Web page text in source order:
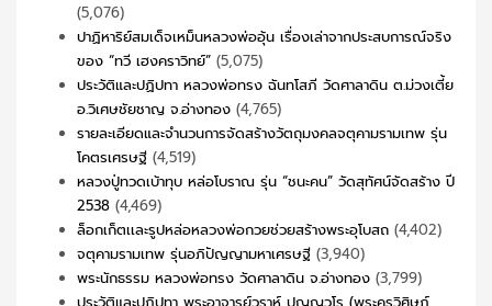
(5,076)
ปาฏิหาริย์สมเด็จเหม็นหลวงพ่ออุ้น เรื่องเล่าจากประสบการณ์จริง
ของ “ทวี เฮงคราวิทย์” (5,075)
ประวัติและปฏิปทา หลวงพ่อทรง ฉันทโสภี วัดศาลาดิน ต.ม่วงเตี้ย
อ.วิเศษชัยชาญ จ.อ่างทอง (4,765)
รายละเอียดและจำนวนการจัดสร้างวัตถุมงคลจตุคามรามเทพ รุ่น
โคตรเศรษฐี (4,519)
หลวงปู่ทวดเบ้าทุบ หล่อโบราณ รุ่น “ชนะคน” วัดสุทัศน์จัดสร้าง ปี
2538 (4,469)
ล็อกเก็ตเเละรูปหล่อหลวงพ่อกวยช่วยสร้างพระอุโบสถ (4,402)
จตุคามรามเทพ รุ่นอภิปัญญามหาเศรษฐี (3,940)
พระนักธรรม หลวงพ่อทรง วัดศาลาดิน จ.อ่างทอง (3,799)